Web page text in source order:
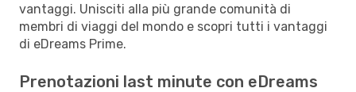
vantaggi. Unisciti alla più grande comunità di
membri di viaggi del mondo e scopri tutti i vantaggi
di eDreams Prime.
Prenotazioni last minute con eDreams